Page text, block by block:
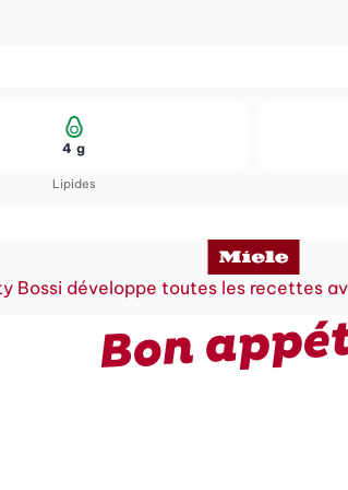
Lipides
4 g
Bossi développe toutes les recettes
Bon